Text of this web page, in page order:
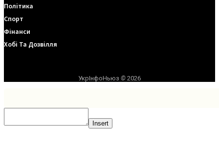
Політика
Спорт
Фінанси
Хобі Та Дозвілля
УкрІнфоНьюз © 2026
Insert